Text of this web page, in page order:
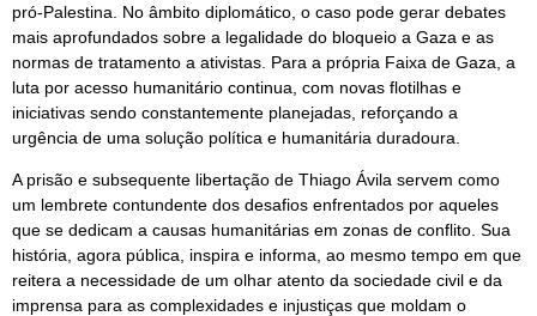
pró-Palestina. No âmbito diplomático, o caso pode gerar debates
mais aprofundados sobre a legalidade do bloqueio a Gaza e as
normas de tratamento a ativistas. Para a própria Faixa de Gaza, a
luta por acesso humanitário continua, com novas flotilhas e
iniciativas sendo constantemente planejadas, reforçando a
urgência de uma solução política e humanitária duradoura.
A prisão e subsequente libertação de Thiago Ávila servem como
um lembrete contundente dos desafios enfrentados por aqueles
que se dedicam a causas humanitárias em zonas de conflito. Sua
história, agora pública, inspira e informa, ao mesmo tempo em que
reitera a necessidade de um olhar atento da sociedade civil e da
imprensa para as complexidades e injustiças que moldam o